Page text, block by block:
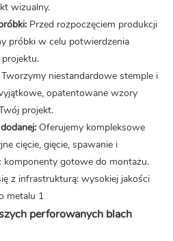
wizualny.
Przed rozpoczęciem produkcji
próbki w celu potwierdzenia
niestandardowe stemple i
opatentowane wzory
projekt.
Oferujemy kompleksowe
cięcie, gięcie, spawanie i
komponenty gotowe do montażu.
perforowanych blach